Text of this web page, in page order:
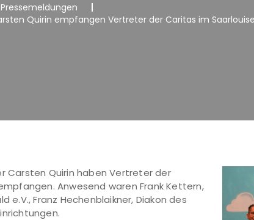
Pressemeldungen
Quirin empfangen Vertreter der Caritas im
Carsten Quirin haben Vertreter der
Anwesend waren Frank Kettern,
Franz Hechenblaikner, Diakon des